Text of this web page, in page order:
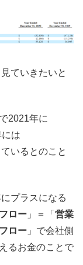
ていきたいと
2021年に
は
いるとのこと
プラスになる
ロー 」＝「 営業
ロー 」で会社側
るお金のことで